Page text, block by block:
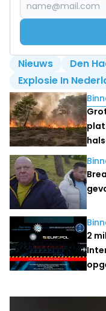
Nieuws Den
Explosie In
Lees ook
2
Laatste nieuws